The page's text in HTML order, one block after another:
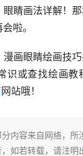
睛画法详解！
啦。
画眼睛绘画技巧
识或查找绘画教
网站哦！
内容来自网络，所
如若转载，请注明